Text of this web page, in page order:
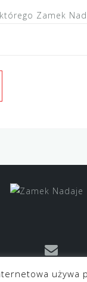
Zamek
używa